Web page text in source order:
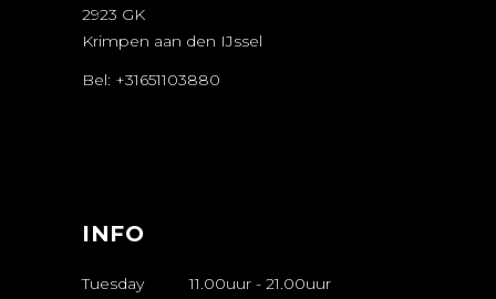
2923 GK
Krimpen aan den IJssel
Bel: +31651103880
INFO
Tuesday 11.00uur - 21.00uur